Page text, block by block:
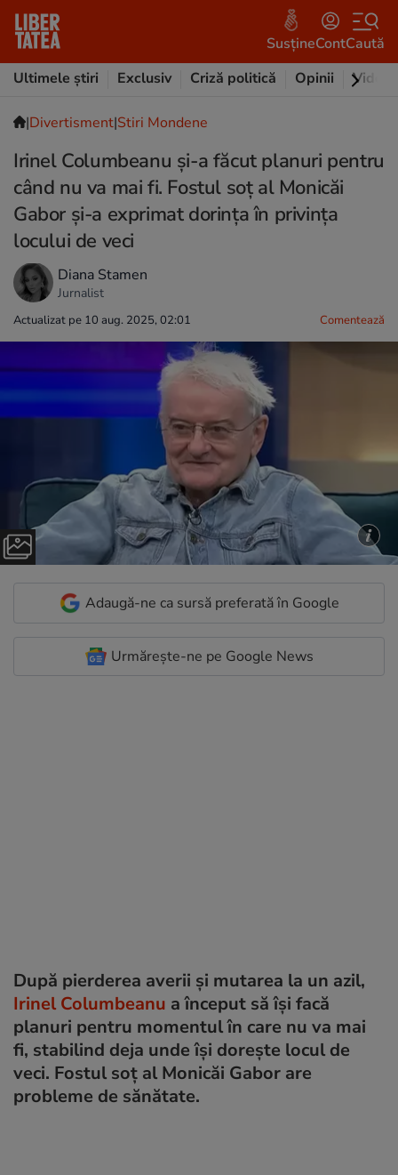
SusțineContCaută
Ultimele știri
Exclusiv Criză politică Opinii Video
|Divertisment|Stiri Mondene
Irinel Columbeanu și-a făcut planuri pentru
când nu va mai fi. Fostul soț al Monicăi
Gabor și-a exprimat dorința în privința
locului de veci
Diana Stamen
Jurnalist
Actualizat pe 10 aug. 2025, 02:01 Comentează
Adaugă-ne ca sursă preferată în Google
Urmărește-ne pe Google News
După pierderea averii și mutarea la un azil,
Irinel Columbeanu a început să își facă
planuri pentru momentul în care nu va mai
fi, stabilind deja unde își dorește locul de
veci. Fostul soț al Monicăi Gabor are
probleme de sănătate.